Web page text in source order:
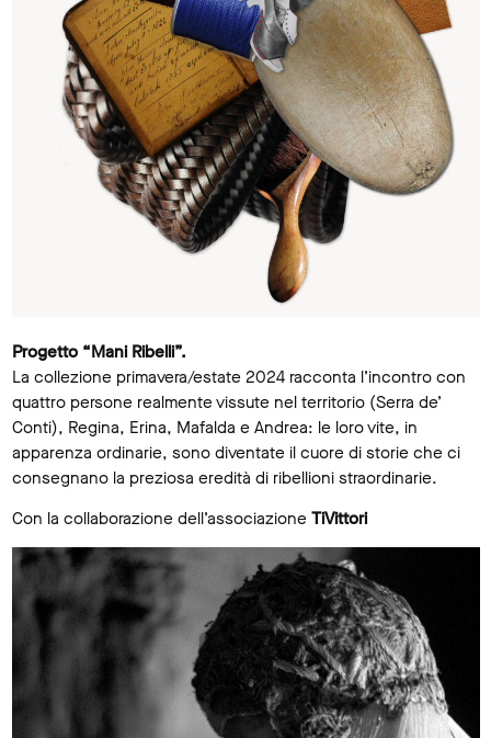
Progetto “Mani Ribelli”.
La collezione primavera/estate 2024 racconta l’incontro con
quattro persone realmente vissute nel territorio (Serra de’
Conti), Regina, Erina, Mafalda e Andrea: le loro vite, in
apparenza ordinarie, sono diventate il cuore di storie che ci
consegnano la preziosa eredità di ribellioni straordinarie.
Con la collaborazione dell’associazione TiVittori